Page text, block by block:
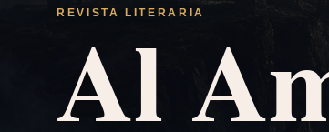
REVISTA LITERARIA
Al